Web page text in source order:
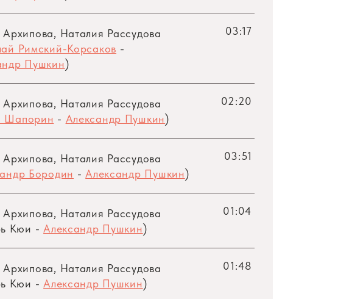
театра СССР Ирины Архиповой известно во
и исключительная индивидуальность
выразительная сила, красота звучания и
Она открывает все богатство русской музыки…»;
— так пишут рецензенты многих стран, где
залов.
и разносторонность дарования позволяют
камерного исполнительства. Ее огромный
советских композиторов, музыку разных эпох
Архиповой. В этом репертуаре глубоко и ярко
Наталия Рассудова
Римский-Корсаков -
Пушкин)
03:17
Наталия Рассудова
- Александр Пушкин)
02:20
Наталия Рассудова
Бородин -Александр Пушкин)
03:51
Наталия Рассудова
Кюи -Александр Пушкин)
01:04
Наталия Рассудова
Кюи -Александр Пушкин)
01:48